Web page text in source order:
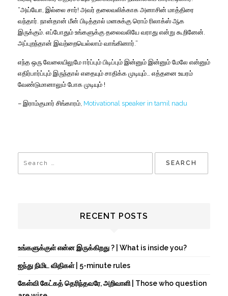
“அய்யோ, இல்லை சார்! அவர் தலைவலிக்காக அனாசின் மாத்திரை
வந்தார். நான்தான் மீன் பிடித்தால் மனசுக்கு ரொம் ரிலாக்ஸ் ஆக
இருக்கும். எப்போதும் உங்களுக்கு தலைவலியே வராது என்று கூறினேன்.
அப்புறந்தான் இவற்றையெல்லாம் வாங்கினார்.”
எந்த ஒரு வேலையிலுமே ஈர்ப்பும் பிடிப்பும் இன்னும் இன்னும் மேலே என்னும்
எதிர்பார்ப்பும் இருந்தால் எதையும் சாதிக்க முடியும்… எத்தனை உயரம்
வேண்டுமானாலும் போக முடியும் !
– இராம்குமார் சிங்காரம், Motivational speaker in tamil nadu
RECENT POSTS
உங்களுக்குள் என்ன இருக்கிறது ? | What is inside you?
ஐந்து நிமிட விதிகள் | 5-minute rules
கேள்வி கேட்கத் தெரிந்தவரே, அறிவாளி | Those who question